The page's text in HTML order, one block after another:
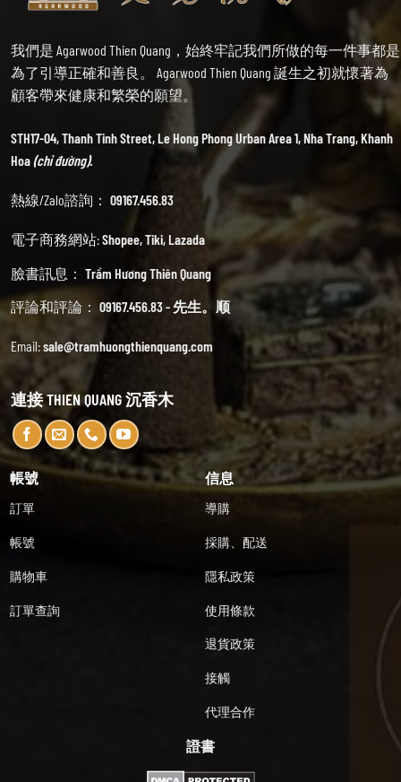
我們是 Agarwood Thien Quang，始終牢記我們所做的每一件事都是
為了引導正確和善良。 Agarwood Thien Quang 誕生之初就懷著為
顧客帶來健康和繁榮的願望。
STH17-04, Thanh Tinh Street, Le Hong Phong Urban Area 1, Nha Trang, Khanh
Hoa(chỉ đường).
熱線/Zalo諮詢： 09167.456.83
電子商務網站:Shopee,Tiki,Lazada
臉書訊息： Trầm Hương Thiên Quang
評論和評論： 09167.456.83 - 先生。顺
Email:sale@tramhuongthienquang.com
連接 THIEN QUANG 沉香木
帳號
訂單
帳號
購物車
訂單查詢
信息
導購
採購、配送
隱私政策
使用條款
退貨政策
接觸
代理合作
證書